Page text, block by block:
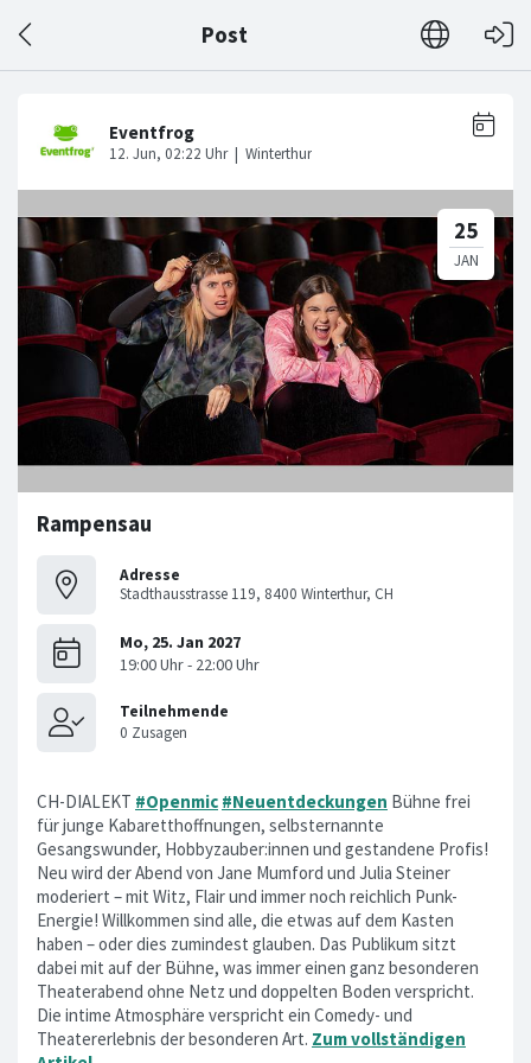
Post
Rampensau
Adresse
Stadthausstrasse 119, 8400 Winterthur, CH
CH-DIALEKT #Openmic #Neuentdeckungen Bühne frei
für junge Kabaretthoffnungen, selbsternannte
Gesangswunder, Hobbyzauber:innen und gestandene Profis!
Neu wird der Abend von Jane Mumford und Julia Steiner
moderiert – mit Witz, Flair und immer noch reichlich Punk-
Energie! Willkommen sind alle, die etwas auf dem Kasten
haben – oder dies zumindest glauben. Das Publikum sitzt
dabei mit auf der Bühne, was immer einen ganz besonderen
Theaterabend ohne Netz und doppelten Boden verspricht.
Die intime Atmosphäre verspricht ein Comedy- und
Theatererlebnis der besonderen Art. Zum vollständigen